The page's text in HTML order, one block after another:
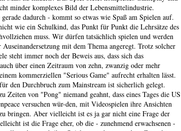
minder komplexes Bild der Lebensmittelindustrie.
dadurch - kommt so etwas wie Spaß am Spielen auf.
wie ein Schulkind, das Punkt für Punkt die Lehrsätze des
muss. Wir dürfen tatsächlich spielen und werden
Auseinandersetzung mit dem Thema angeregt. Trotz solcher
steht immer noch der Beweis aus, dass sich das
über einen Zeitraum von zehn, zwanzig oder mehr
kommerziellen "Serious Game" aufrecht erhalten lässt.
den Durchbruch zum Mainstream ist sicherlich gelegt.
Zeiten von "Pong" niemand geahnt, dass eines Tages die US
versuchen wür-den, mit Videospielen ihre Ansichten
bringen. Aber vielleicht ist es ja gar nicht eine Frage der
ist die Frage eher, ob die - zunehmend erwachsenen -